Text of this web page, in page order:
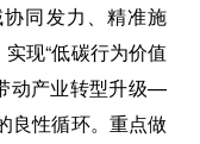
同发力、精准施
现“低碳行为价值
动产业转型升级—
良性循环。重点做